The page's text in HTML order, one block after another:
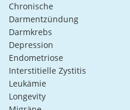
Chronische
Darmentzündung
Darmkrebs
Depression
Endometriose
Interstitielle Zystitis
Leukämie
Longevity